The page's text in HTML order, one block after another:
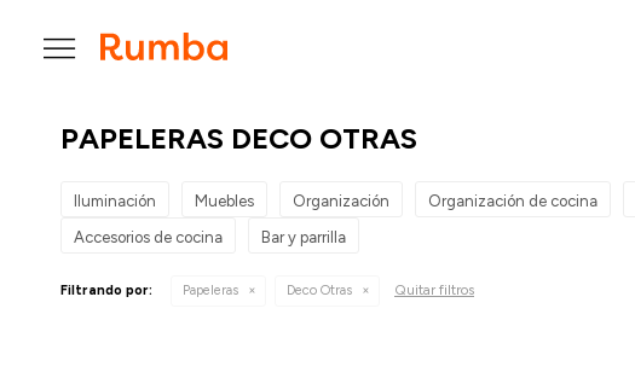

PAPELERAS DECO OTRAS
Iluminación Muebles Organización Organización de cocina
Accesorios de cocina
Bar y parrilla
Filtrando por: Papeleras Deco Otras Quitar filtros